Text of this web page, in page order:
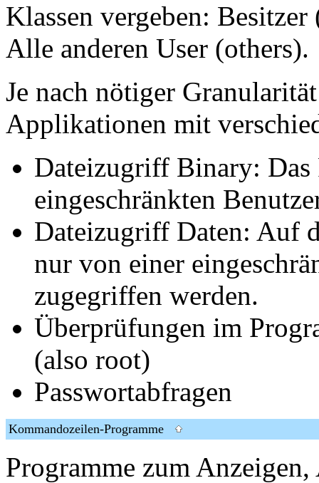
Klassen vergeben:
Alle anderen User (others).
Je nach nötiger
Applikationen mit
Dateizugriff Binary: Das
eingeschränkten
Dateizugriff Daten: Auf
nur von einer
zugegriffen werden.
Überprüfungen im
(also root)
Passwortabfragen
Kommandozeilen-Programme
Programme zum